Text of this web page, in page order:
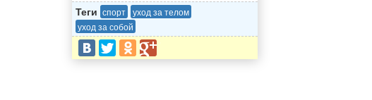
Теги спорт уход за телом
уход за собой